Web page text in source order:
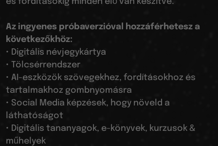
Az ingyenes próbaverzióval hozzáférhetesz a
következőkhöz:
• Digitális névjegykártya
• Tölcsérrendszer
• AI-eszközök szövegekhez, fordításokhoz és
tartalmakhoz gombnyomásra
• Social Media képzések, hogy növeld a
láthatóságot
• Digitális tananyagok, e-könyvek, kurzusok &
műhelyek